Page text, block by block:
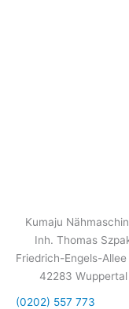
Kumaju
Inh. Thomas
Friedrich-Engels-
42283 Wuppertal
(0202) 557 773